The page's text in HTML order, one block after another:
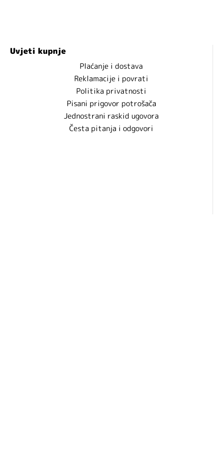
Uvjeti kupnje
Plaćanje i dostava
Reklamacije i povrati
Politika privatnosti
Pisani prigovor potrošača
Jednostrani raskid ugovora
Česta pitanja i odgovori